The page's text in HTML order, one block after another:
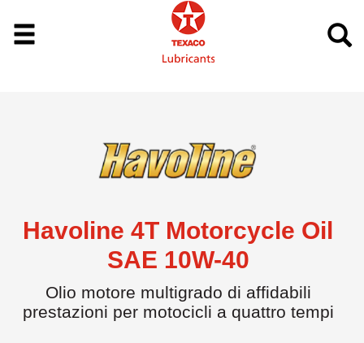
Havoline 4T Motorcycle Oil
SAE 10W-40
Olio motore multigrado di affidabili
prestazioni per motocicli a quattro tempi